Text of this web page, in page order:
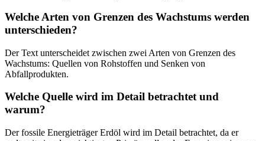
Welche Arten von Grenzen des Wachstums werden
unterschieden?
Der Text unterscheidet zwischen zwei Arten von Grenzen des
Wachstums: Quellen von Rohstoffen und Senken von
Abfallprodukten.
Welche Quelle wird im Detail betrachtet und
warum?
Der fossile Energieträger Erdöl wird im Detail betrachtet, da er